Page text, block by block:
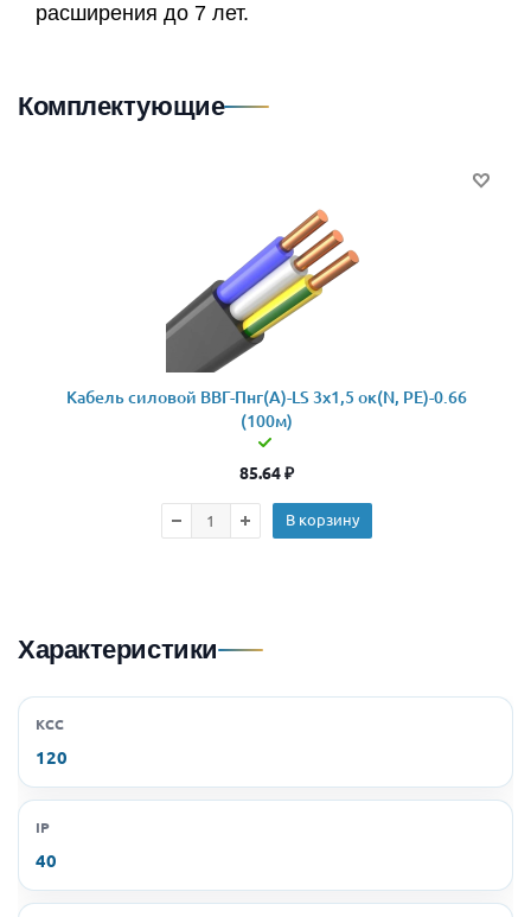
расширения до 7 лет.
Комплектующие
Кабель силовой ВВГ-Пнг(А)-LS 3x1,5 ок(N, PE)-0.66
(100м)
85.64₽
В корзину
Характеристики
КСС
120
IP
40